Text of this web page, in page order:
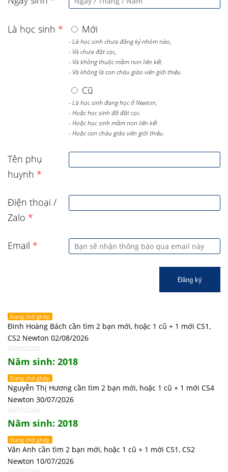
Là học sinh * Mới
- Là học sinh chưa đăng ký nhóm nào,
- Và chưa đặt cọc,
- Và không thuộc mầm non liên kết.
- Và không là con cháu giáo viên giới thiệu.
Cũ
- Là học sinh đang học ở Newton,
- Hoặc học sinh đã đặt cọc.
- Hoặc học sinh mầm non liên kết
- Hoặc con cháu giáo viên giới thiệu.
Tên phụ
huynh *
Điện thoại /
Zalo *
Email *
Đăng ký
Đang chờ ghép
Đinh Hoàng Bách cần tìm 2 bạn mới, hoặc 1 cũ + 1 mới CS1,
CS2 Newton 02/08/2026
03/08/2026
Năm sinh: 2018
Đang chờ ghép
Nguyễn Thị Hương cần tìm 2 bạn mới, hoặc 1 cũ + 1 mới CS4
Newton 30/07/2026
30/07/2026
Năm sinh: 2018
Đang chờ ghép
Vân Anh cần tìm 2 bạn mới, hoặc 1 cũ + 1 mới CS1, CS2
Newton 10/07/2026